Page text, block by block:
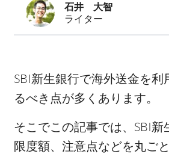
石井 大智
ライター
SBI新生銀行で海外送金を
るべき点が多くあります。
そこでこの記事では、SBI新
限度額、注意点などを丸ご